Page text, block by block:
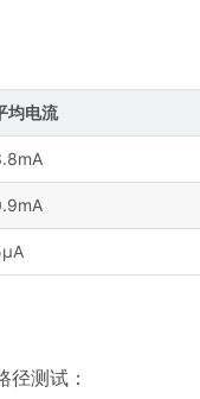
均电流
测试：